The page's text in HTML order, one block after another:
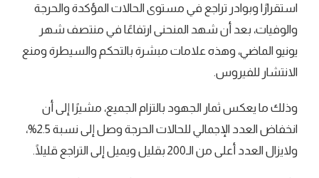
استقرارًا وبوادر تراجع في مستوى الحالات المؤكدة والحرجة
والوفيات، بعد أن شهد المنحنى ارتفاعًا في منتصف شهر
يونيو الماضي، وهذه علامات مبشرة بالتحكم والسيطرة ومنع
الانتشار للفيروس.
وذلك ما يعكس ثمار الجهود بالتزام الجميع، مشيرًا إلى أن
انخفاض العدد الإجمالي للحالات الحرجة وصل إلى نسبة 2.5%،
ولايزال العدد أعلى من الـ200 بقليل ويميل إلى التراجع قليلًا.